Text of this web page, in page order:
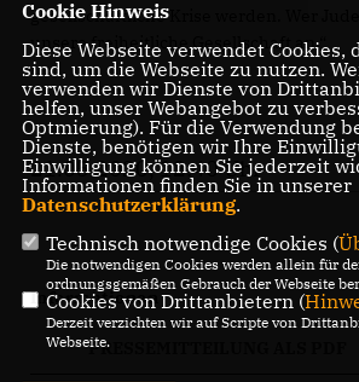
gesellschaftliche Krise werden. Wer
unsere freiheitliche Gesellschaft an.“
21.05.2020, 12:40 Uhr
Informationen
PRESSEMITTEILUNG ALS PDF
Cookie Hinweis
Diese Webseite verwendet Cookies,
sind, um die Webseite zu nutzen.
verwenden wir Dienste von
helfen, unser Webangebot zu
Optmierung). Für die Verwendung
Dienste, benötigen wir Ihre
Einwilligung können Sie jederzeit
Informationen finden Sie in unserer
Datenschutzerklärung.
Technisch notwendige Cookies (
Die notwendigen Cookies werden allein für
ordnungsgemäßen Gebrauch der Webseite
Cookies von Drittanbietern (
Derzeit verzichten wir auf Scripte von
Webseite.